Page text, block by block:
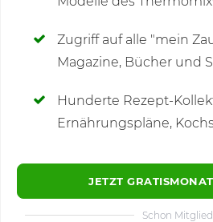
Zugriff auf alle "mein
Magazine, Bücher und
Hunderte Rezept-
Ernährungspläne,
JETZT
Schon
Kommentare(3)